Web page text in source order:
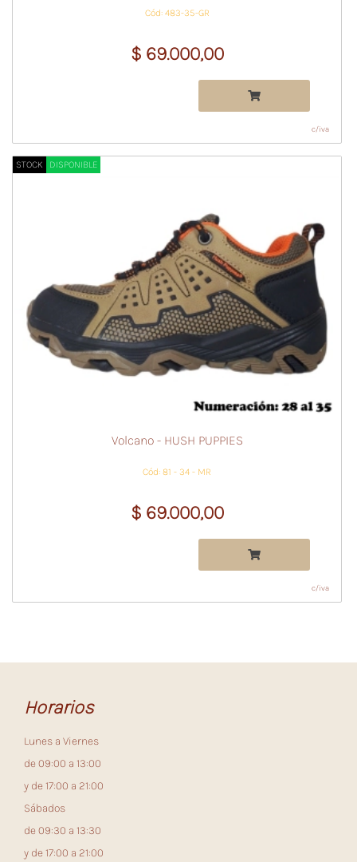
Cód: 483-35-GR
$ 69.000,00
c/iva
STOCK DISPONIBLE
Volcano - HUSH PUPPIES
Cód: 81 - 34 - MR
$ 69.000,00
c/iva
Horarios
Lunes a Viernes
de 09:00 a 13:00
y de 17:00 a 21:00
Sábados
de 09:30 a 13:30
y de 17:00 a 21:00